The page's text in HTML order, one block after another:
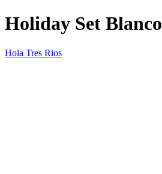
Holiday Set Blanco
Hola Tres Rios